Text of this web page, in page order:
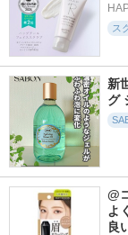
ス
新
グ
@
よ
良